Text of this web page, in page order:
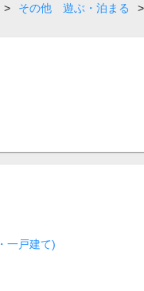
> その他 遊ぶ・泊まる >
一戸建て)